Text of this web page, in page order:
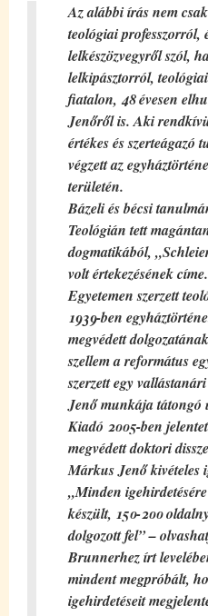
Az alábbi írás nem
teológiai professzorról,
lelkészözvegyről szól,
lelkipásztorról,
fiatalon, 48 évesen
Jenőről is. Aki
értékes és szerteágazó
végzett az
területén.
Bázeli és bécsi
Teológián tett
dogmatikából,
volt értekezésének
Egyetemen szerzett
1939-ben
megvédett
szellem a református
szerzett egy
Jenő munkája
Kiadó 2005-ben
megvédett doktori
Márkus Jenő kivételes
„Minden
készült, 150-200
dolgozott fel” –
Brunnerhez írt
mindent megpróbált,
igehirdetéseit